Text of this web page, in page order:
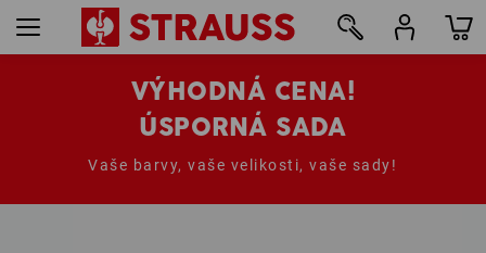
VÝHODNÁ CENA!
ÚSPORNÁ SADA
Vaše barvy, vaše velikosti, vaše sady!